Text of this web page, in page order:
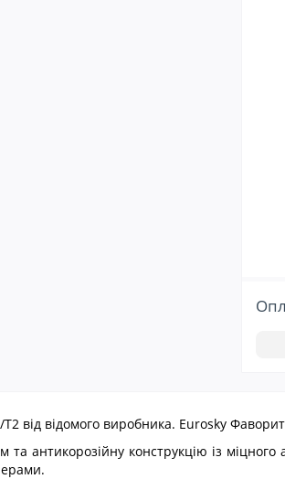
від відомого виробника. Eurosky
антикорозійну конструкцію із